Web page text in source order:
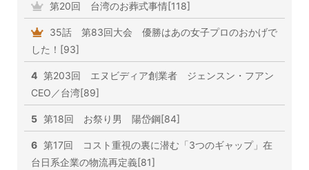
第20回 台湾のお葬式事情[118]
35話 第83回大会 優勝はあの女子プロのおかげで
した！[93]
4 第203回 エヌビディア創業者 ジェンスン・フアン
CEO／台湾[89]
5 第18回 お祭り男 陽岱鋼[84]
6 第17回 コスト重視の裏に潜む「3つのギャップ」在
台日系企業の物流再定義[81]